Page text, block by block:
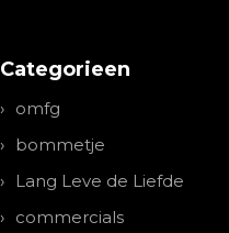
Categorieen
omfg
bommetje
Lang Leve de Liefde
commercials